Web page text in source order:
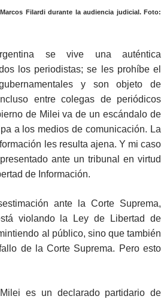
Filardi durante la audiencia judicial. Foto:
se vive una auténtica
los periodistas; se les prohíbe el
y son objeto de
entre colegas de periódicos
de Milei va de un escándalo de
a los medios de comunicación. La
les resulta ajena. Y mi caso
ante un tribunal en virtud
de Información.
ante la Corte Suprema,
violando la Ley de Libertad de
al público, sino que también
de la Corte Suprema. Pero esto
es un declarado partidario de